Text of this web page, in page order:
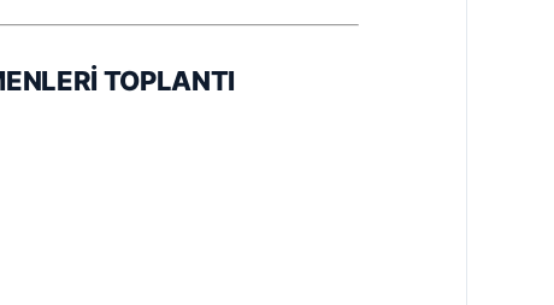
TOPLANTI